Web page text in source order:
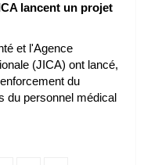
lancent un projet
et l'Agence
(JICA) ont lancé,
du
du personnel médical